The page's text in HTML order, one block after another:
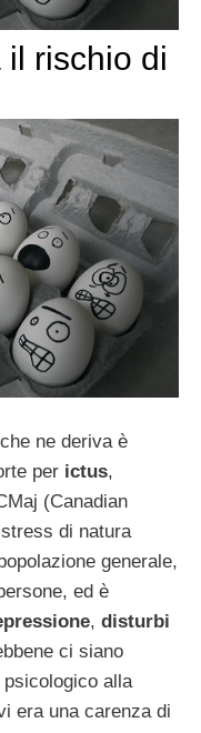
il rischio di
che ne deriva è
per ictus,
(Canadian
di natura
generale,
ed è
, disturbi
ci siano
alla
era una carenza di